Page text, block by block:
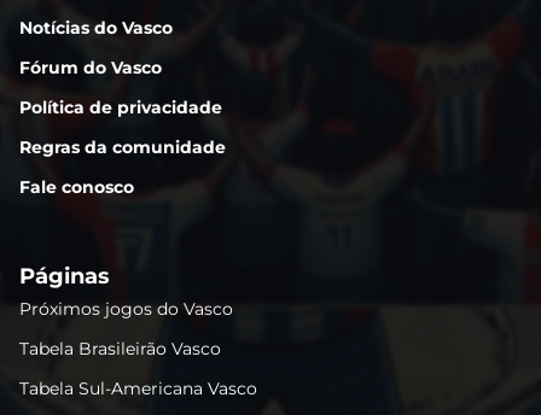
Notícias do Vasco
Fórum do Vasco
Política de privacidade
Regras da comunidade
Fale conosco
Páginas
Próximos jogos do Vasco
Tabela Brasileirão Vasco
Tabela Sul-Americana Vasco